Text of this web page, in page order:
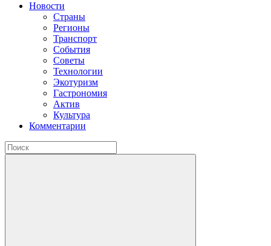
Новости
Страны
Регионы
Транспорт
События
Советы
Технологии
Экотуризм
Гастрономия
Актив
Культура
Комментарии